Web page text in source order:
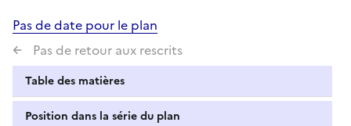
Pas de date pour le plan
Pas de retour aux rescrits
Table des matières
Position dans la série du plan